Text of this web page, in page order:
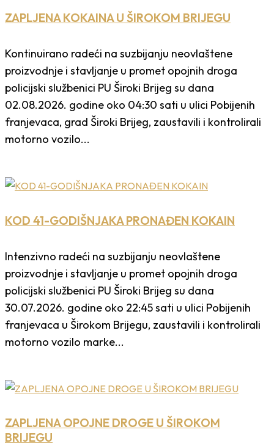
ZAPLJENA KOKAINA U ŠIROKOM BRIJEGU
Kontinuirano radeći na suzbijanju neovlaštene
proizvodnje i stavljanje u promet opojnih droga
policijski službenici PU Široki Brijeg su dana
02.08.2026. godine oko 04:30 sati u ulici Pobijenih
franjevaca, grad Široki Brijeg, zaustavili i kontrolirali
motorno vozilo...
KOD 41-GODIŠNJAKA PRONAĐEN KOKAIN
Intenzivno radeći na suzbijanju neovlaštene
proizvodnje i stavljanje u promet opojnih droga
policijski službenici PU Široki Brijeg su dana
30.07.2026. godine oko 22:45 sati u ulici Pobijenih
franjevaca u Širokom Brijegu, zaustavili i kontrolirali
motorno vozilo marke...
ZAPLJENA OPOJNE DROGE U ŠIROKOM
BRIJEGU